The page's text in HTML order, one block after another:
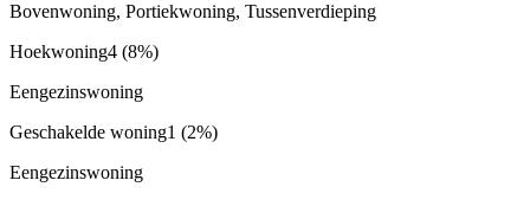
Bovenwoning, Portiekwoning, Tussenverdieping
Hoekwoning4 (8%)
Eengezinswoning
Geschakelde woning1 (2%)
Eengezinswoning